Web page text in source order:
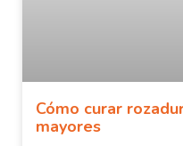
Cómo curar
mayores